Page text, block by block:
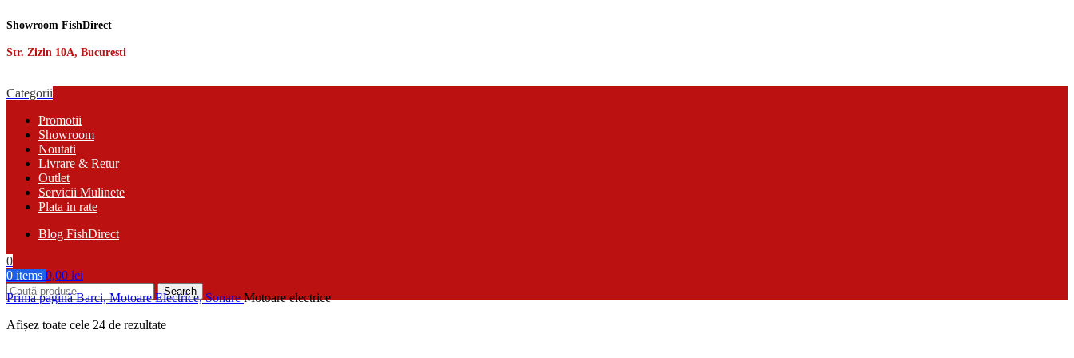
Showroom FishDirect
Str. Zizin 10A, Bucuresti
Categorii
Promotii
Showroom
Noutati
Livrare & Retur
Outlet
Servicii Mulinete
Plata in rate
Blog FishDirect
0
0 items 0,00 lei
Search
Prima paginăBarci, Motoare Electrice, SonareMotoare electrice
Afișez toate cele 24 de rezultateSortat